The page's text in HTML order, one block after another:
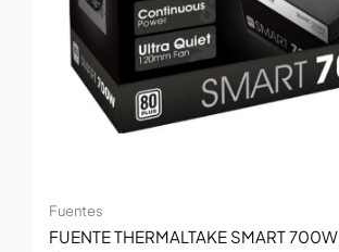
Fuentes
FUENTE THERMALTAKE SMART 700W